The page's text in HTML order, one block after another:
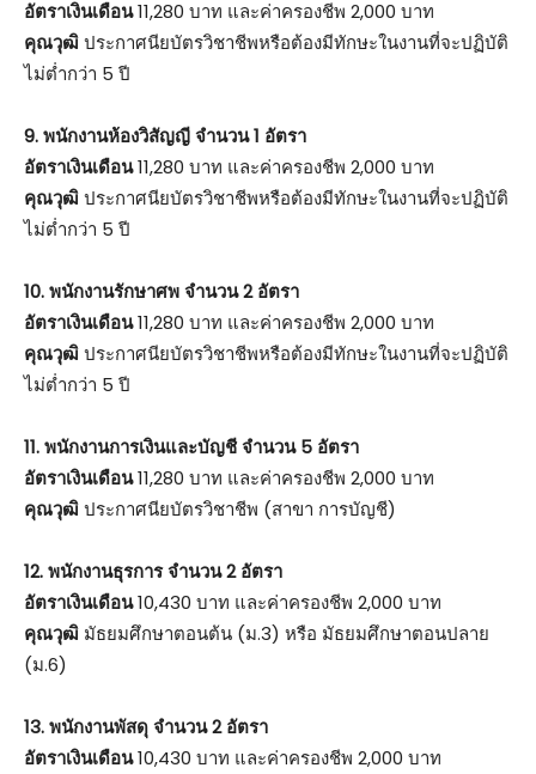
อัตราเงินเดือน11,280 บาท และค่าครองชีพ 2,000 บาท
คุณวุฒิประกาศนียบัตรวิชาชีพหรือต้องมีทักษะในงานที่จะปฏิบัติ
ไม่ต่ำกว่า 5 ปี
9. พนักงานห้องวิสัญญี จำนวน 1 อัตรา
อัตราเงินเดือน11,280 บาท และค่าครองชีพ 2,000 บาท
คุณวุฒิประกาศนียบัตรวิชาชีพหรือต้องมีทักษะในงานที่จะปฏิบัติ
ไม่ต่ำกว่า 5 ปี
10. พนักงานรักษาศพ จำนวน 2 อัตรา
อัตราเงินเดือน11,280 บาท และค่าครองชีพ 2,000 บาท
คุณวุฒิประกาศนียบัตรวิชาชีพหรือต้องมีทักษะในงานที่จะปฏิบัติ
ไม่ต่ำกว่า 5 ปี
11. พนักงานการเงินและบัญชี จำนวน 5 อัตรา
อัตราเงินเดือน11,280 บาท และค่าครองชีพ 2,000 บาท
คุณวุฒิประกาศนียบัตรวิชาชีพ (สาขา การบัญชี)
12. พนักงานธุรการ จำนวน 2 อัตรา
อัตราเงินเดือน10,430 บาท และค่าครองชีพ 2,000 บาท
คุณวุฒิ มัธยมศึกษาตอนต้น (ม.3) หรือ มัธยมศึกษาตอนปลาย
(ม.6)
13. พนักงานพัสดุ จำนวน 2 อัตรา
อัตราเงินเดือน10,430 บาท และค่าครองชีพ 2,000 บาท